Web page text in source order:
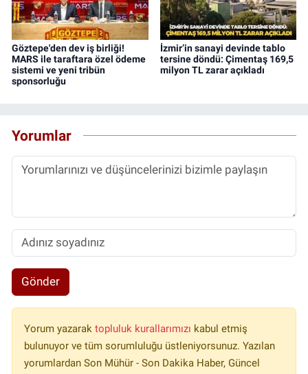
Göztepe'den dev iş birliği!
MARS ile taraftara özel ödeme
sistemi ve yeni tribün
sponsorluğu
İzmir’in sanayi devinde tablo
tersine döndü: Çimentaş 169,5
milyon TL zarar açıkladı
Yorumlar
Gönder
Yorum yazarak topluluk kurallarımızı kabul etmiş
bulunuyor ve tüm sorumluluğu üstleniyorsunuz. Yazılan
yorumlardan Son Mühür - Son Dakika Haber, Güncel